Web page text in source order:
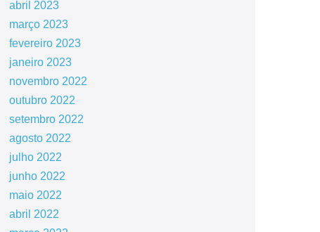
abril 2023
março 2023
fevereiro 2023
janeiro 2023
novembro 2022
outubro 2022
setembro 2022
agosto 2022
julho 2022
junho 2022
maio 2022
abril 2022